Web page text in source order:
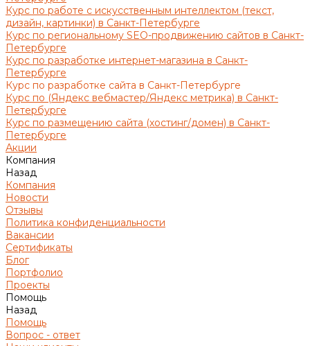
Курс по работе с искусственным интеллектом (текст,
дизайн, картинки) в Санкт-Петербурге
Курс по региональному SEO-продвижению сайтов в Санкт-
Петербурге
Курс по разработке интернет-магазина в Санкт-
Петербурге
Курс по разработке сайта в Санкт-Петербурге
Курс по (Яндекс вебмастер/Яндекс метрика) в Санкт-
Петербурге
Курс по размещению сайта (хостинг/домен) в Санкт-
Петербурге
Акции
Компания
Назад
Компания
Новости
Отзывы
Политика конфиденциальности
Вакансии
Сертификаты
Блог
Портфолио
Проекты
Помощь
Назад
Помощь
Вопрос - ответ